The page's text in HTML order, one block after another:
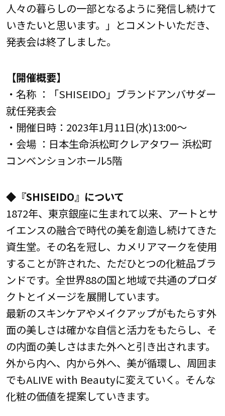
人々の暮らしの一部となるように発信し続けて
いきたいと思います。」とコメントいただき、
発表会は終了しました。
【開催概要】
・名称 ：「SHISEIDO」ブランドアンバサダー
就任発表会
・開催日時：2023年1月11日(水)13:00～
・会場 ：日本生命浜松町クレアタワー 浜松町
コンベンションホール5階
◆『SHISEIDO』について
1872年、東京銀座に生まれて以来、アートとサ
イエンスの融合で時代の美を創造し続けてきた
資生堂。その名を冠し、カメリアマークを使用
することが許された、ただひとつの化粧品ブラ
ンドです。全世界88の国と地域で共通のプロダ
クトとイメージを展開しています。
最新のスキンケアやメイクアップがもたらす外
面の美しさは確かな自信と活力をもたらし、そ
の内面の美しさはまた外へと引き出されます。
外から内へ、内から外へ、美が循環し、周囲ま
でもALIVE with Beautyに変えていく。そんな
化粧の価値を提案していきます。